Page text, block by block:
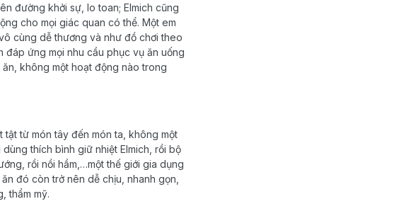
đường khởi sự, lo toan; Elmich cũng
cho mọi giác quan có thể. Một em
cùng dễthương và như đồ chơi theo
đáp ứng mọi nhu cầu phục vụ ăn uống
ăn, không một hoạt động nào trong
tật từ món tây đến món ta, không một
dùng thích bình giữ nhiệt Elmich, rồi bộ
, rồi nồi hầm,…một thế giới gia dụng
ăn đó còn trở nên dễ chịu, nhanh gọn,
thẩm mỹ.